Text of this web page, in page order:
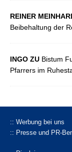
REINER
Beibehaltung der
INGO ZU Bistum
Pfarrers im
:: Werbung bei uns
:: Presse und PR-